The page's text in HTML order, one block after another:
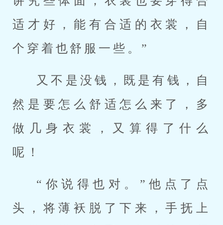
适才好，能有合适的衣裳，自
个穿着也舒服一些。”
又不是没钱，既是有钱，自
然是要怎么舒适怎么来了，多
做几身衣裳，又算得了什么
呢！
“你说得也对。”他点了点
头，将薄袄脱了下来，手抚上